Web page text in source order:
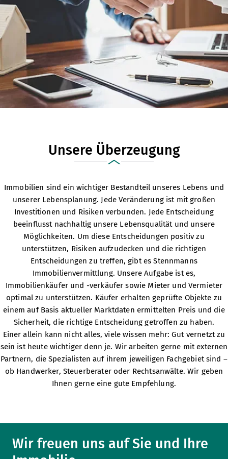
Unsere Überzeugung
Immobilien sind ein wichtiger Bestandteil unseres Lebens und
unserer Lebensplanung. Jede Veränderung ist mit großen
Investitionen und Risiken verbunden. Jede Entscheidung
beeinflusst nachhaltig unsere Lebensqualität und unsere
Möglichkeiten. Um diese Entscheidungen positiv zu
unterstützen, Risiken aufzudecken und die richtigen
Entscheidungen zu treffen, gibt es Stennmanns
Immobilienvermittlung. Unsere Aufgabe ist es,
Immobilienkäufer und -verkäufer sowie Mieter und Vermieter
optimal zu unterstützen. Käufer erhalten geprüfte Objekte zu
einem auf Basis aktueller Marktdaten ermittelten Preis und die
Sicherheit, die richtige Entscheidung getroffen zu haben.
Einer allein kann nicht alles, viele wissen mehr: Gut vernetzt zu
sein ist heute wichtiger denn je. Wir arbeiten gerne mit externen
Partnern, die Spezialisten auf ihrem jeweiligen Fachgebiet sind –
ob Handwerker, Steuerberater oder Rechtsanwälte. Wir geben
Ihnen gerne eine gute Empfehlung.
Wir freuen uns auf Sie und Ihre